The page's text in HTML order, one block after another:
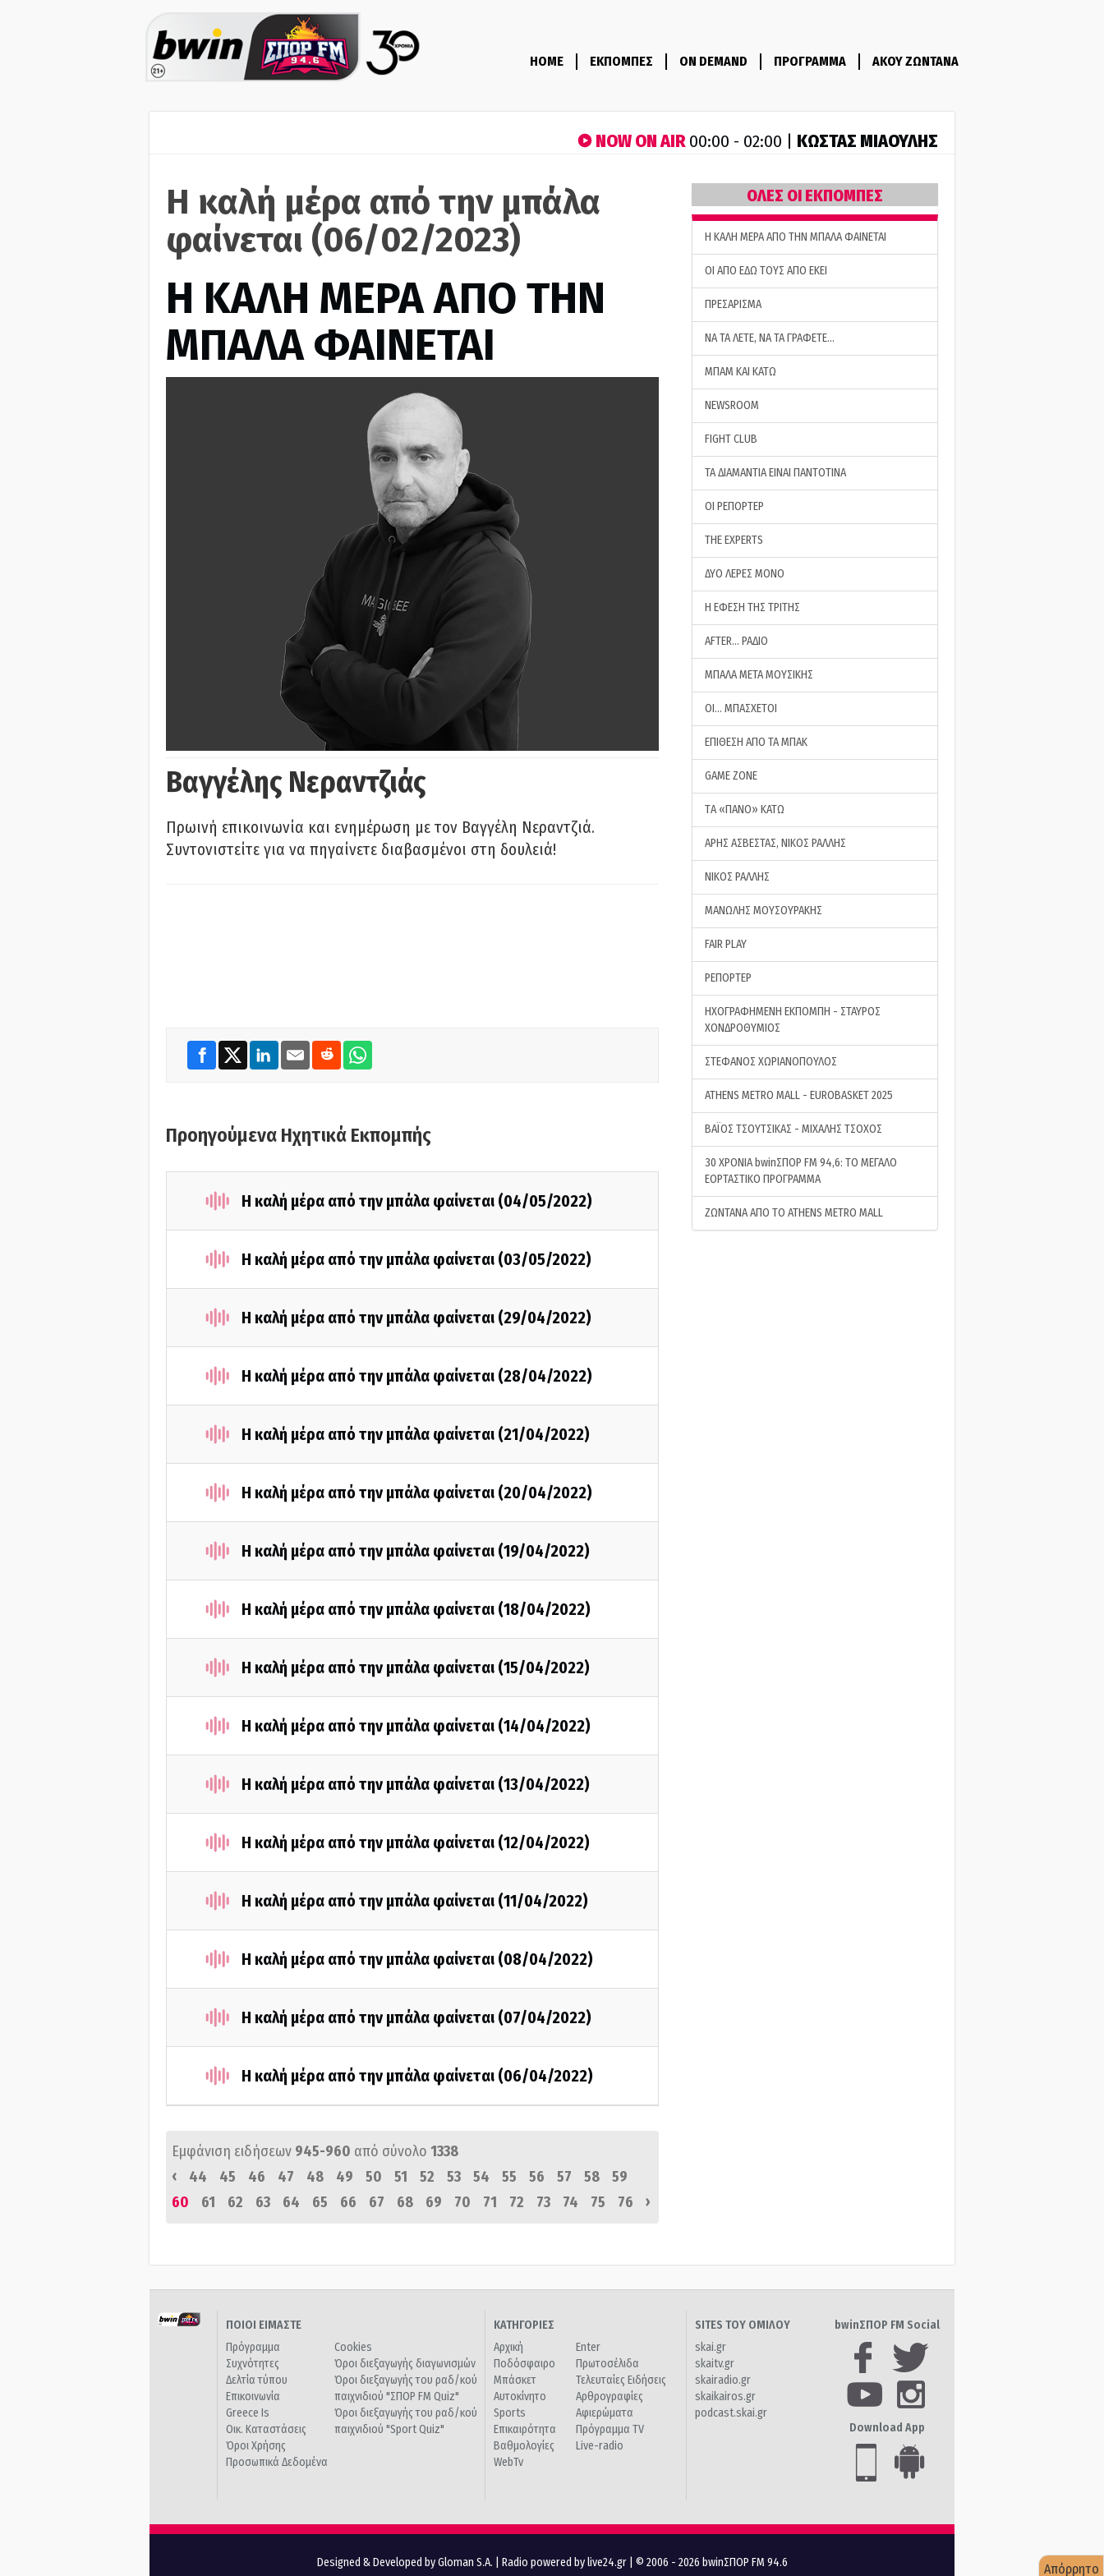
HOME ΕΚΠΟΜΠΕΣ ON DEMAND ΠΡΟΓΡΑΜΜΑ ΑΚΟΥ ΖΩΝΤΑΝΑ
NOW ON AIR00:00 - 02:00 | ΚΩΣΤΑΣ ΜΙΑΟΥΛΗΣ
Η καλή μέρα από την μπάλα
φαίνεται (06/02/2023)
H ΚΑΛΗ ΜΕΡΑ ΑΠΟ ΤΗΝ
ΜΠΑΛΑ ΦΑΙΝΕΤΑΙ
Βαγγέλης Νεραντζιάς
Πρωινή επικοινωνία και ενημέρωση με τον Βαγγέλη Νεραντζιά.
Συντονιστείτε για να πηγαίνετε διαβασμένοι στη δουλειά!
Προηγούμενα Ηχητικά Εκπομπής
Η καλή μέρα από την μπάλα φαίνεται (04/05/2022)
Η καλή μέρα από την μπάλα φαίνεται (03/05/2022)
Η καλή μέρα από την μπάλα φαίνεται (29/04/2022)
Η καλή μέρα από την μπάλα φαίνεται (28/04/2022)
Η καλή μέρα από την μπάλα φαίνεται (21/04/2022)
Η καλή μέρα από την μπάλα φαίνεται (20/04/2022)
Η καλή μέρα από την μπάλα φαίνεται (19/04/2022)
Η καλή μέρα από την μπάλα φαίνεται (18/04/2022)
Η καλή μέρα από την μπάλα φαίνεται (15/04/2022)
Η καλή μέρα από την μπάλα φαίνεται (14/04/2022)
Η καλή μέρα από την μπάλα φαίνεται (13/04/2022)
Η καλή μέρα από την μπάλα φαίνεται (12/04/2022)
Η καλή μέρα από την μπάλα φαίνεται (11/04/2022)
Η καλή μέρα από την μπάλα φαίνεται (08/04/2022)
Η καλή μέρα από την μπάλα φαίνεται (07/04/2022)
Η καλή μέρα από την μπάλα φαίνεται (06/04/2022)
Εμφάνιση ειδήσεων 945-960 από σύνολο 1338
‹
44 45 46 47 48 49 50 51 52 53 54 55 56 57 58
59
60
61 62 63 64 65 66 67 68 69 70 71 72 73 74 75 76 ›
ΟΛΕΣ ΟΙ ΕΚΠΟΜΠΕΣ
H ΚΑΛΗ ΜΕΡΑ ΑΠΟ ΤΗΝ ΜΠΑΛΑ ΦΑΙΝΕΤΑΙ
ΟΙ ΑΠΟ ΕΔΩ ΤΟΥΣ ΑΠΟ ΕΚΕΙ
ΠΡΕΣΑΡΙΣΜΑ
ΝΑ ΤΑ ΛΕΤΕ, ΝΑ ΤΑ ΓΡΑΦΕΤΕ…
ΜΠΑΜ ΚΑΙ ΚΑΤΩ
NEWSROOM
FIGHT CLUB
ΤΑ ΔΙΑΜΑΝΤΙΑ ΕΙΝΑΙ ΠΑΝΤΟΤΙΝΑ
ΟΙ ΡΕΠΟΡΤΕΡ
THE EXPERTS
ΔΥΟ ΛΕΡΕΣ ΜΟΝΟ
Η ΕΦΕΣΗ ΤΗΣ ΤΡΙΤΗΣ
AFTER… ΡΑΔΙΟ
ΜΠΑΛΑ ΜΕΤΑ ΜΟΥΣΙΚΗΣ
ΟΙ… ΜΠΑΣΧΕΤΟΙ
ΕΠΙΘΕΣΗ ΑΠΟ ΤΑ ΜΠΑΚ
GAME ZONE
ΤA «ΠΑΝΟ» ΚΑΤΩ
ΑΡΗΣ ΑΣΒΕΣΤΑΣ, ΝΙΚΟΣ ΡΑΛΛΗΣ
ΝΙΚΟΣ ΡΑΛΛΗΣ
ΜΑΝΩΛΗΣ ΜΟΥΣΟΥΡΑΚΗΣ
FAIR PLAY
ΡΕΠΟΡΤΕΡ
ΗΧΟΓΡΑΦΗΜΕΝΗ ΕΚΠΟΜΠΗ - ΣΤΑΥΡΟΣ
ΧΟΝΔΡΟΘΥΜΙΟΣ
ΣΤΕΦΑΝΟΣ ΧΩΡΙΑΝΟΠΟΥΛΟΣ
ATHENS METRO MALL - EUROBASKET 2025
ΒΑΪΟΣ ΤΣΟΥΤΣΙΚΑΣ - ΜΙΧΑΛΗΣ ΤΣΟΧΟΣ
30 ΧΡΟΝΙΑ bwinΣΠΟΡ FM 94,6: ΤΟ ΜΕΓΑΛΟ
ΕΟΡΤΑΣΤΙΚΟ ΠΡΟΓΡΑΜΜΑ
ΖΩΝΤΑΝΑ ΑΠΟ ΤΟ ATHENS METRO MALL
ΠΟΙΟΙ ΕΙΜΑΣΤΕ
Πρόγραμμα
Συχνότητες
Δελτία τύπου
Επικοινωνία
Greece Is
Οικ. Καταστάσεις
Όροι Χρήσης
Προσωπικά Δεδομένα
Cookies
Όροι διεξαγωγής διαγωνισμών
Όροι διεξαγωγής του ραδ/κού
παιχνιδιού "ΣΠΟΡ FM Quiz"
Όροι διεξαγωγής του ραδ/κού
παιχνιδιού "Sport Quiz"
ΚΑΤΗΓΟΡΙΕΣ
Αρχική
Ποδόσφαιρο
Μπάσκετ
Αυτοκίνητο
Sports
Επικαιρότητα
Βαθμολογίες
WebTv
Enter
Πρωτοσέλιδα
Τελευταίες Ειδήσεις
Αρθρογραφίες
Αφιερώματα
Πρόγραμμα TV
Live-radio
SITES ΤΟΥ ΟΜΙΛΟΥ
skai.gr
skaitv.gr
skairadio.gr
skaikairos.gr
podcast.skai.gr
bwinΣΠΟΡ FM Social
Download App
Designed & Developed by Gloman S.A. Radio powered by live24.gr | © 2006 - 2026 bwinΣΠΟΡ FM 94.6 Απόρρητο